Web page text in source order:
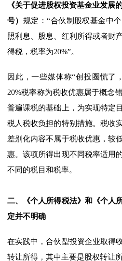
《关于促进股权投资基金业发展
号） 规定：“合伙制股权基金中
照利息、股息、红利所得或者财
得税，税率为20%”。
因此，一些媒体称“创投圈慌了
20%税率称为税收优惠属于概念
普遍课税的基础上，为实现特定
税人税收负担的特别措施。税收
差别化内容不属于税收优惠，较
惠。该项所得出现不同税率适用
不同的税目和税率。
二、
《个人所得税法》和《个人
定并不明确
在实践中，合伙型投资企业取得
转让所得，其中主要是股权转让所